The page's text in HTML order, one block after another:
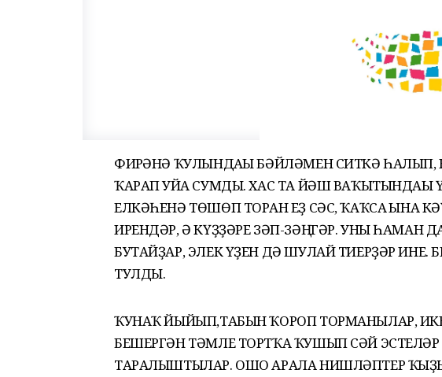
ФИРҒӘНӘ ҠУЛЫНДАҒЫ БӘЙЛӘМЕН СИТКӘ ҺАЛЫП,
ҠАРАП УЙҒА СУМДЫ. ХАС ТА ЙӘШ ВАҠЫТЫНДАҒЫ
ЕЛКӘҺЕНӘ ТӨШӨП ТОРҒАН ЕҘ СӘС, ҠАҠСА ҒЫНА
ИРЕНДӘР, Ә КҮҘҘӘРЕ ЗӘП-ЗӘҢГӘР. УНЫ ҺАМАН
БУТАЙҘАР, ЭЛЕК ҮҘЕН ДӘ ШУЛАЙ ТИЕРҘӘР ИНЕ.
ТУЛДЫ.
ҠУНАҠ ЙЫЙЫП,ТАБЫН ҠОРОП ТОРМАНЫЛАР,
БЕШЕРГӘН ТӘМЛЕ ТОРТҠА ҠУШЫП СӘЙ
ТАРАЛЫШТЫЛАР. ОШО АРАЛА НИШЛӘПТЕР